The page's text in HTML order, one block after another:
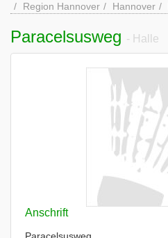
Region Hannover
Hannover
Paracelsusweg - Halle
Anschrift